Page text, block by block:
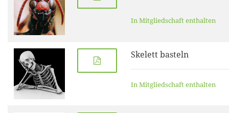
In Mitgliedschaft enthalten
Skelett basteln
In Mitgliedschaft enthalten